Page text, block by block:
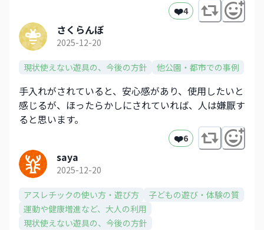
❤️4
さくらんぼ
2025-12-20
現状使えない遊具の、今後の方針 他公園・都市での事例
手入れがされていると、安心感があり、使用したいと
感じるが、ほったらかしにされていれば、人は嫌厭す
ると思います。
❤️6
saya
2025-12-20
アスレチックの使い方・遊び方
子どもの遊び・体験の質
運動や健康増進など、大人の利用
現状使えない遊具の、今後の方針